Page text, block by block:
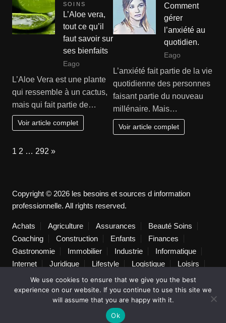
SOINS
L’Aloe vera,
tout ce qu’il
faut savoir sur
ses bienfaits
Eago
L’Aloe Vera est une plante
qui ressemble à un cactus,
mais qui fait partie de…
Voir article complet
Comment
gérer
l’anxiété au
quotidien.
Eago
L’anxiété fait partie de la vie
quotidienne des personnes
faisant partie du nouveau
millénaire. Mais…
Voir article complet
Page:
1 2 … 292 Next
»
Copyright © 2026 les besoins et sources d information
professionnelle. All rights reserved.
Achats Agriculture Assurances
Beauté Soins
Coaching
Construction Enfants
Finances
Gastronomie
Immobilier Industrie
Informatique
Internet
Juridique Lifestyle Logistique
Loisirs
Marketing
Mode Non classé
Photographie
Pratique
Publicité Santé
Services
Textile
Tourisme
Transports
We use cookies to ensure that we give you the best
experience on our website. If you continue to use this site we
will assume that you are happy with it.
Ok